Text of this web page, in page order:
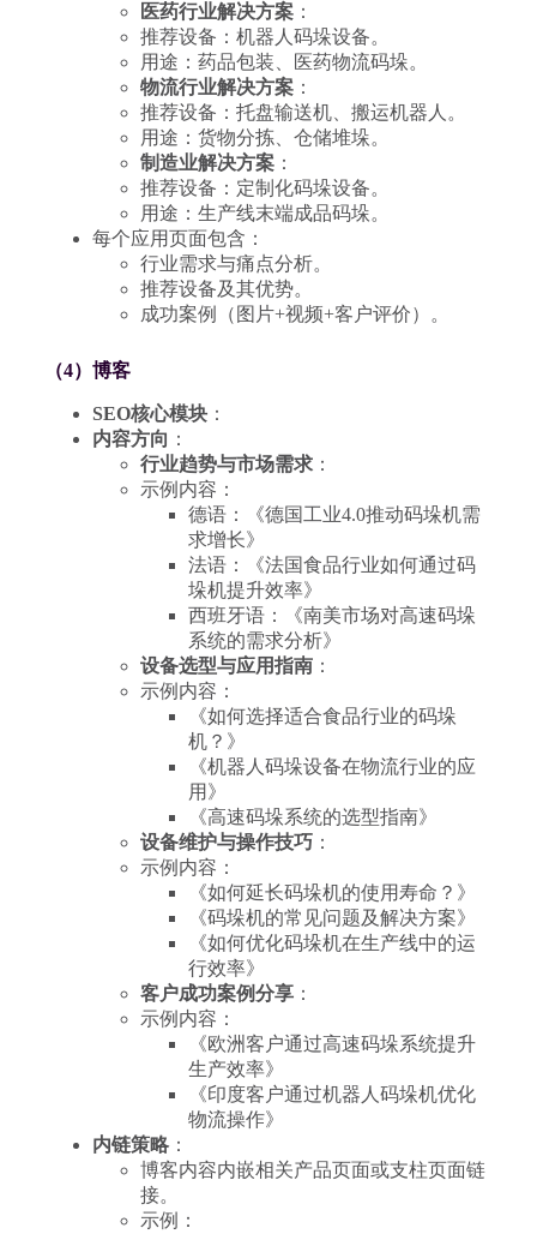
医药行业解决方案：
推荐设备：机器人码垛设备。
用途：药品包装、医药物流码垛。
物流行业解决方案：
推荐设备：托盘输送机、搬运机器人。
用途：货物分拣、仓储堆垛。
制造业解决方案：
推荐设备：定制化码垛设备。
用途：生产线末端成品码垛。
每个应用页面包含：
行业需求与痛点分析。
推荐设备及其优势。
成功案例（图片+视频+客户评价）。
（4）博客
SEO核心模块：
内容方向 ：
行业趋势与市场需求：
示例内容：
德语：《德国工业4.0推动码垛机需
求增长》
法语：《法国食品行业如何通过码
垛机提升效率》
西班牙语：《南美市场对高速码垛
系统的需求分析》
设备选型与应用指南：
示例内容：
《如何选择适合食品行业的码垛
机？》
《机器人码垛设备在物流行业的应
用》
《高速码垛系统的选型指南》
设备维护与操作技巧：
示例内容：
《如何延长码垛机的使用寿命？》
《码垛机的常见问题及解决方案》
《如何优化码垛机在生产线中的运
行效率》
客户成功案例分享：
示例内容：
《欧洲客户通过高速码垛系统提升
生产效率》
《印度客户通过机器人码垛机优化
物流操作》
内链策略：
博客内容内嵌相关产品页面或支柱页面链
接。
示例：